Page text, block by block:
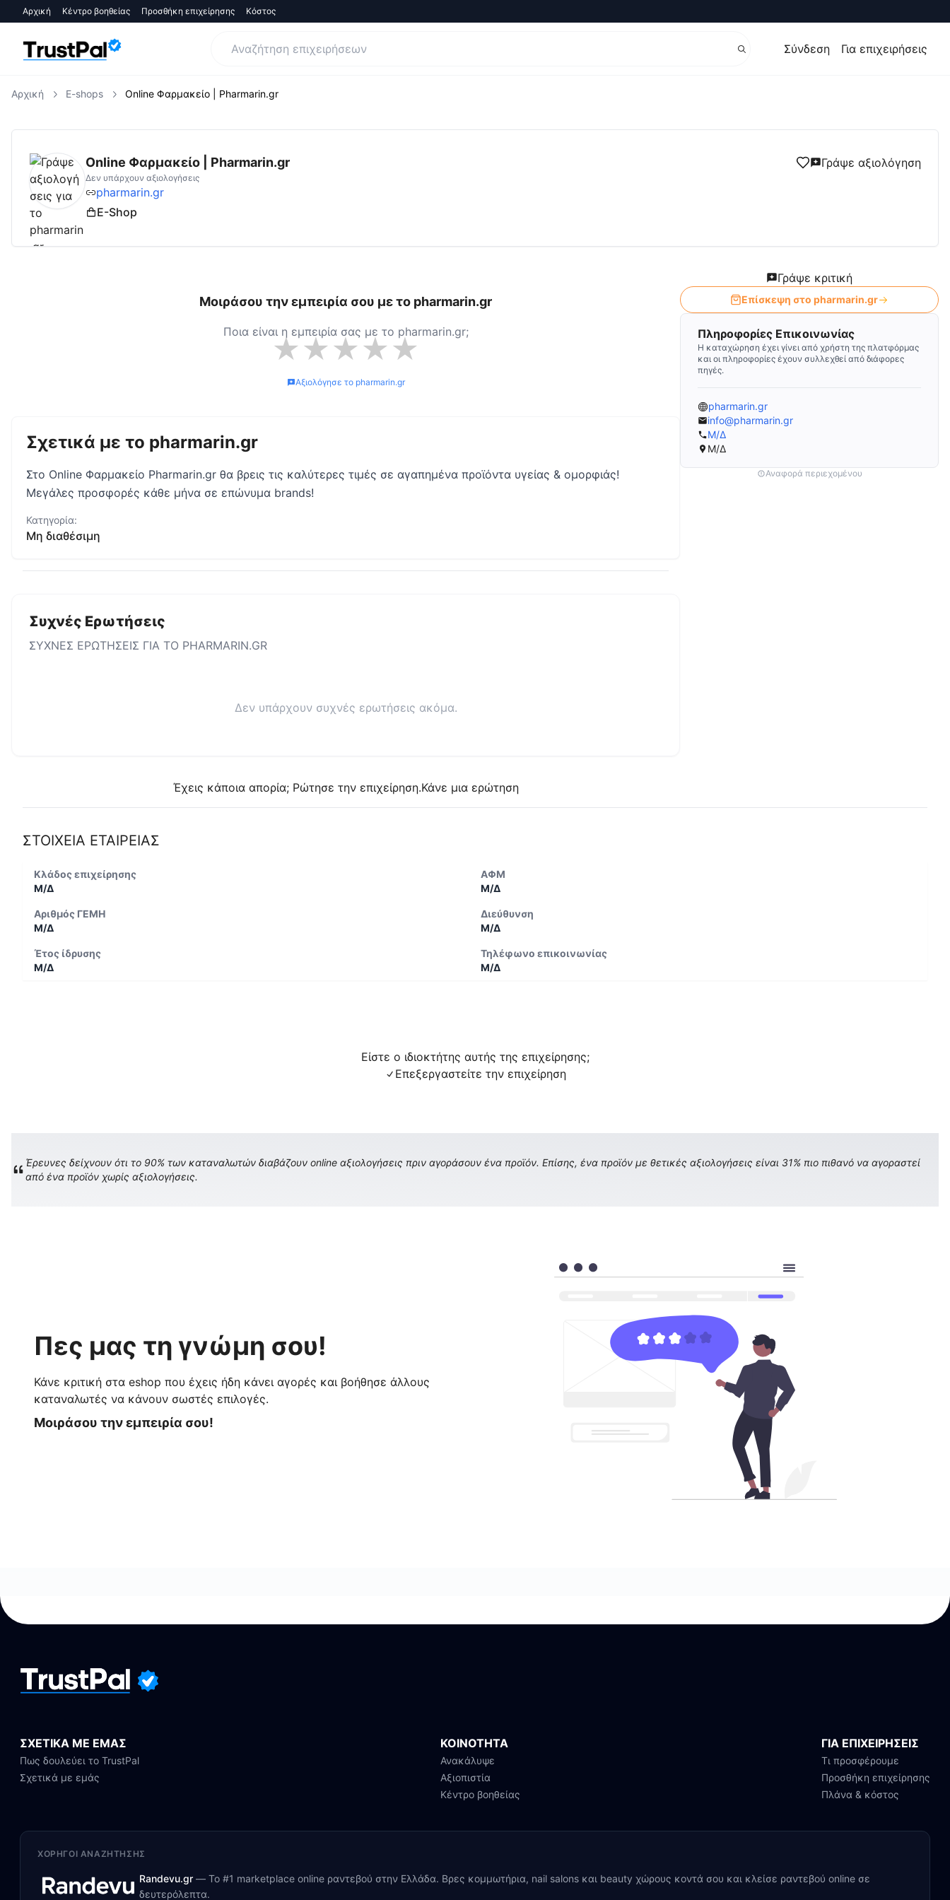
Αρχική Κέντρο βοηθείας Προσθήκη επιχείρησης Κόστος
Σύνδεση Για επιχειρήσεις
Αρχική E-shops Online Φαρμακείο | Pharmarin.gr
pharmarin.grΑξιολογήσεις | Δες Αξιολογήσεις και Κριτικές για
Online Φαρμακείο | Pharmarin.gr Γράψε αξιολόγηση
Δεν υπάρχουν αξιολογήσεις
pharmarin.gr
E-Shop
Μοιράσου την εμπειρία σου με το pharmarin.gr
Ποια είναι η εμπειρία σας με το pharmarin.gr;
★★★★★
Αξιολόγησε το pharmarin.gr
Σχετικά με το pharmarin.gr
Στο Online Φαρμακείο Pharmarin.gr θα βρεις τις καλύτερες τιμές σε αγαπημένα προϊόντα υγείας & ομορφιάς!
Μεγάλες προσφορές κάθε μήνα σε επώνυμα brands!
Κατηγορία:
Μη διαθέσιμη
Συχνές Ερωτήσεις
ΣΥΧΝΕΣ ΕΡΩΤΗΣΕΙΣ ΓΙΑ ΤΟ PHARMARIN.GR
Δεν υπάρχουν συχνές ερωτήσεις ακόμα.
Έχεις κάποια απορία; Ρώτησε την επιχείρηση.Κάνε μια ερώτηση
Γράψε κριτική
Επίσκεψη στο pharmarin.gr
Πληροφορίες Επικοινωνίας
Η καταχώρηση έχει γίνει από χρήστη της πλατφόρμας
και οι πληροφορίες έχουν συλλεχθεί από διάφορες
πηγές.
pharmarin.gr
info@pharmarin.gr
Μ/Δ
Μ/Δ
Αναφορά περιεχομένου
ΣΤΟΙΧΕΙΑ ΕΤΑΙΡΕΙΑΣ
Κλάδος επιχείρησης
Μ/Δ
ΑΦΜ
Μ/Δ
Αριθμός ΓΕΜΗ
Μ/Δ
Διεύθυνση
Μ/Δ
Έτος ίδρυσης
Μ/Δ
Τηλέφωνο επικοινωνίας
Μ/Δ
Είστε ο ιδιοκτήτης αυτής της επιχείρησης;
Επεξεργαστείτε την επιχείρηση
Έρευνες δείχνουν ότι το 90% των καταναλωτών διαβάζουν online αξιολογήσεις πριν αγοράσουν ένα προϊόν. Επίσης, ένα προϊόν με θετικές αξιολογήσεις είναι 31% πιο πιθανό να αγοραστεί
από ένα προϊόν χωρίς αξιολογήσεις.
Πες μας τη γνώμη σου!
Κάνε κριτική στα eshop που έχεις ήδη κάνει αγορές και βοήθησε άλλους
καταναλωτές να κάνουν σωστές επιλογές.
Μοιράσου την εμπειρία σου!
ΣΧΕΤΙΚΑ ΜΕ ΕΜΑΣ
Πως δουλεύει το TrustPal
Σχετικά με εμάς
ΚΟΙΝΟΤΗΤΑ
Ανακάλυψε
Αξιοπιστία
Κέντρο βοηθείας
ΓΙΑ ΕΠΙΧΕΙΡΗΣΕΙΣ
Τι προσφέρουμε
Προσθήκη επιχείρησης
Πλάνα & κόστος
ΧΟΡΗΓΟΊ ΑΝΑΖΉΤΗΣΗΣ
Randevu.gr — Το #1 marketplace online ραντεβού στην Ελλάδα. Βρες κομμωτήρια, nail salons και beauty χώρους κοντά σου και κλείσε ραντεβού online σε
δευτερόλεπτα.